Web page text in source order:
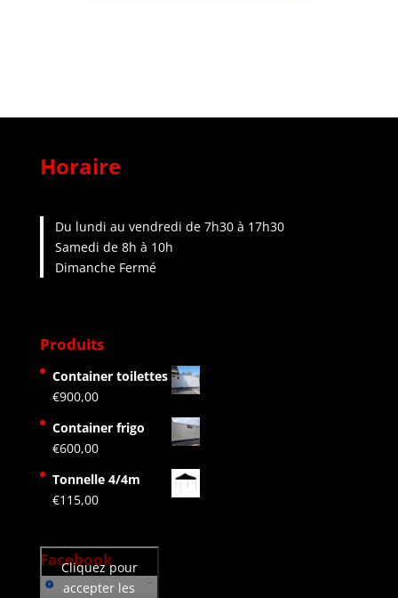
Horaire
Du lundi au vendredi de 7h30 à 17h30
Samedi de 8h à 10h
Dimanche Fermé
Produits
Container toilettes
€900,00
Container frigo
€600,00
Tonnelle 4/4m
€115,00
Facebook
Cliquez pour
accepter les